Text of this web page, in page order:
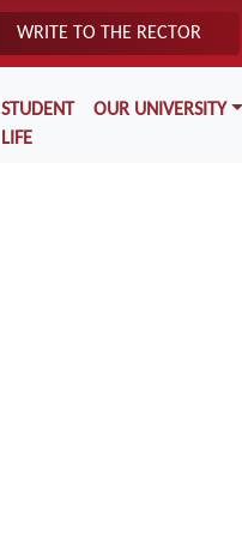
WRITE TO THE RECTOR
STUDENT
LIFE
OUR UNIVERSITY